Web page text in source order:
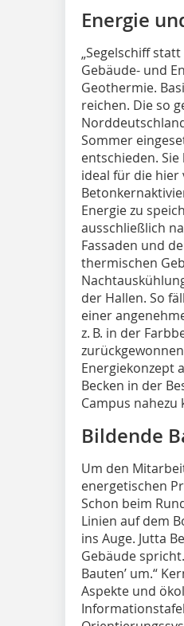
Energie
„Segelschiff
Gebäude- und
Geothermie.
reichen. Die so
Sommer
entschieden.
ideal für die hier
Energie zu
ausschließlich
Fassaden und
thermischen
der Hallen. So
einer
z. B. in der
Energiekonzept
Becken in der
Campus
Bildende
Um den
energetischen
Schon beim
Linien auf dem
ins Auge. Jutta
Gebäude
Bauten’ um.“
Aspekte und